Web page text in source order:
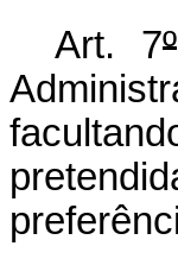
Art. 7º